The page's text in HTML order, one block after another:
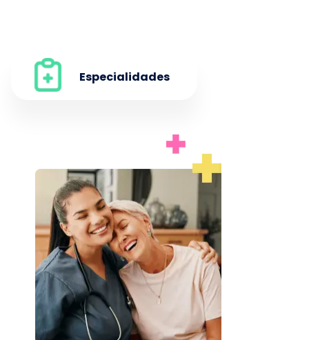
Especialidades